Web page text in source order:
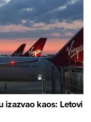
izazvao kaos: Letovi